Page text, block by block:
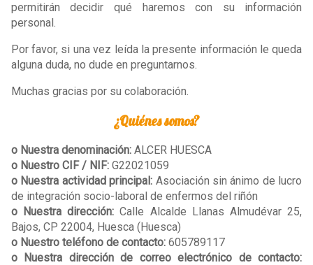
permitirán decidir qué haremos con su información
personal.
Por favor, si una vez leída la presente información le queda
alguna duda, no dude en preguntarnos.
Muchas gracias por su colaboración.
¿Quiénes somos?
o Nuestra denominación: ALCER HUESCA
o Nuestro CIF / NIF: G22021059
o Nuestra actividad principal: Asociación sin ánimo de lucro
de integración socio-laboral de enfermos del riñón
o Nuestra dirección:Calle Alcalde Llanas Almudévar 25,
Bajos, CP 22004, Huesca (Huesca)
o Nuestro teléfono de contacto: 605789117
o Nuestra dirección de correo electrónico de contacto: